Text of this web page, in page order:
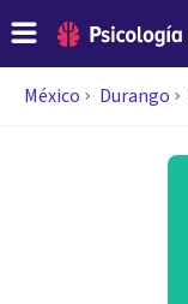
México Durango